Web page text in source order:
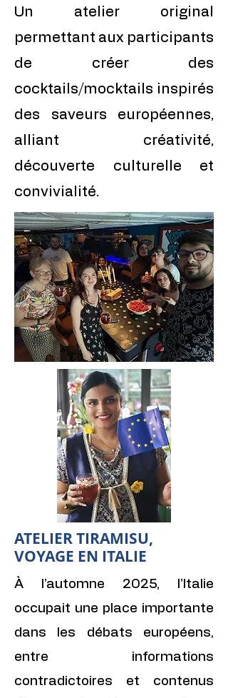
Un atelier original
permettant aux participants
de créer des
cocktails/mocktails inspirés
des saveurs européennes,
alliant créativité,
découverte culturelle et
convivialité.
ATELIER TIRAMISU,
VOYAGE EN ITALIE
À l’automne 2025, l’Italie
occupait une place importante
dans les débats européens,
entre informations
contradictoires et contenus